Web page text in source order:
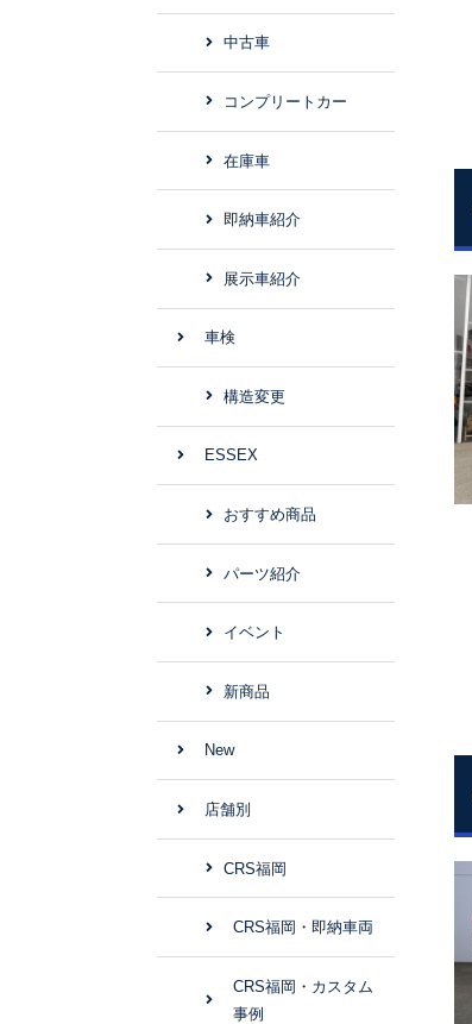
中古車
コンプリートカー
在庫車
即納車紹介
展示車紹介
車検
構造変更
ESSEX
おすすめ商品
パーツ紹介
イベント
新商品
New
店舗別
CRS福岡
CRS福岡・即納車両
CRS福岡・カスタム
事例